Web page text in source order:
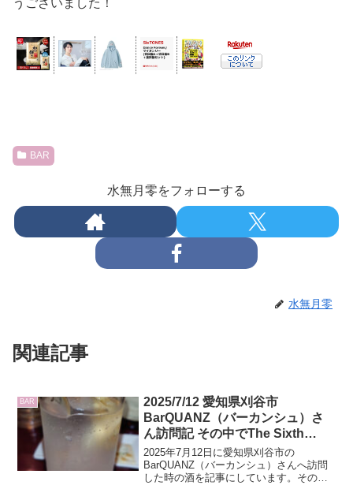
BAR
水無月零をフォローする
水無月零
関連記事
BAR
2025/7/12 愛知県刈谷市
BarQUANZ（バーカンシュ）さ
ん訪問記 その中でThe Sixth
Senseのティーニニック10年と
J’sBar30周年PBシークレットハ
イランド、Sealgair Nam
2025年7月12日に愛知県刈谷市の
BarQUANZ（バーカンシュ）さんへ訪問
した時の酒を記事にしています。その中